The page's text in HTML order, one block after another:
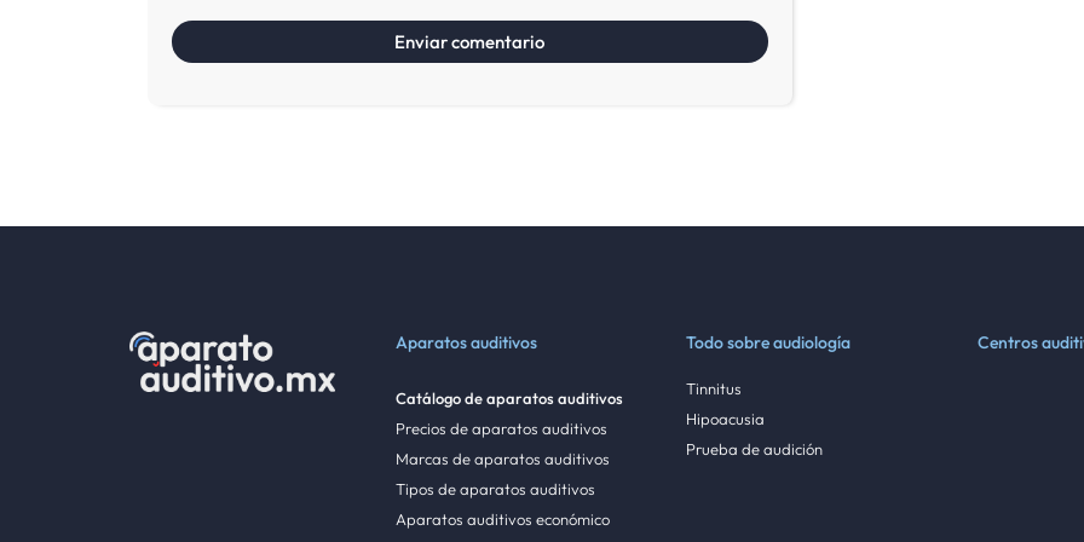
Aparatos auditivos
Catálogo de aparatos auditivos
Precios de aparatos auditivos
Marcas de aparatos auditivos
Tipos de aparatos auditivos
Aparatos auditivos económico
Todo sobre audiología
Tinnitus
Hipoacusia
Prueba de audición
Centros